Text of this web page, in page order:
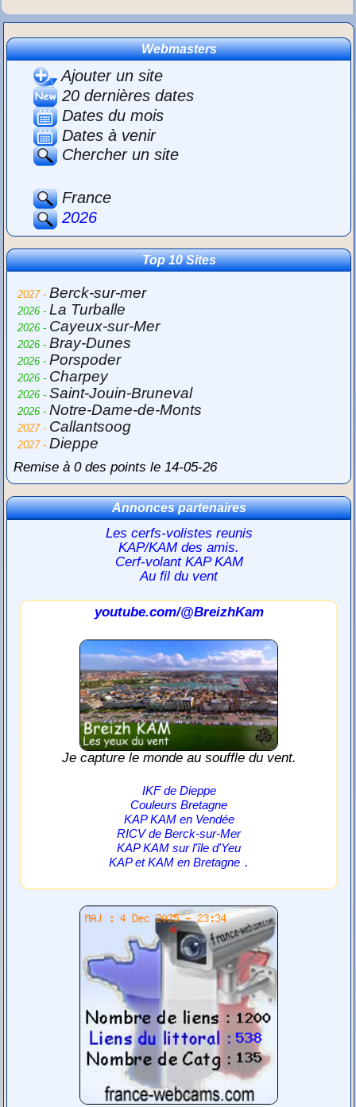
Webmasters
Ajouter un site
20 dernières dates
Dates du mois
Dates à venir
Chercher un site
France
2026
Top 10 Sites
2027 -Berck-sur-mer
2026 -La Turballe
2026 - Cayeux-sur-Mer
2026 -Bray-Dunes
2026 -Porspoder
2026 - Charpey
2026 -Saint-Jouin-Bruneval
2026 -Notre-Dame-de-Monts
2027 - Callantsoog
2027 -Dieppe
Remise à 0 des points le 14-05-26
Annonces partenaires
Les cerfs-volistes reunis
KAP/KAM des amis.
Cerf-volant KAP KAM
Au fil du vent
youtube.com/@BreizhKam
Je capture le monde au souffle du vent.
IKF de Dieppe
Couleurs Bretagne
KAP KAM en Vendée
RICV de Berck-sur-Mer
KAP KAM sur l'île d'Yeu
KAP et KAM en Bretagne .